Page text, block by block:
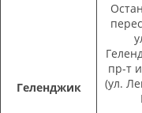
Геленджик
пр-т
(ул.